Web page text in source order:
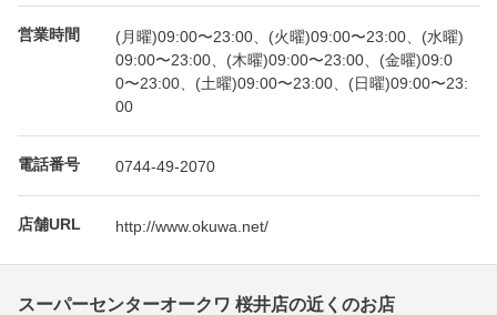
営業時間
(月曜)09:00〜23:00、(火曜)09:00〜23:00、(水曜)
09:00〜23:00、(木曜)09:00〜23:00、(金曜)09:0
0〜23:00、(土曜)09:00〜23:00、(日曜)09:00〜23:
00
電話番号 0744-49-2070
店舗URL http://www.okuwa.net/
スーパーセンターオークワ 桜井店の近くのお店